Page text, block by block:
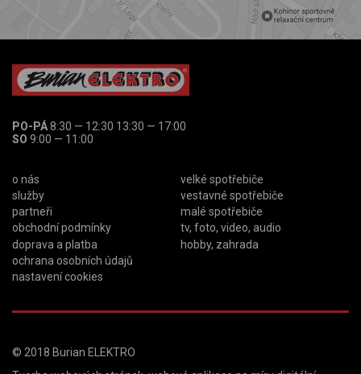
PO-PÁ8:30 — 12:30 13:30 — 17:00
SO 9:00 — 11:00
o nás
služby
partneři
obchodní podmínky
doprava a platba
ochrana osobních údajů
nastavení cookies
velké spotřebiče
vestavné spotřebiče
malé spotřebiče
tv, foto, video, audio
hobby, zahrada
© 2018 Burian ELEKTRO